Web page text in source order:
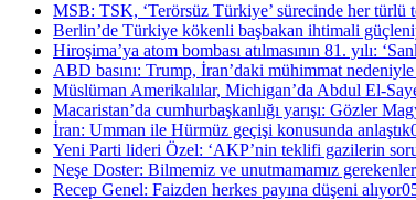
MSB: TSK, ‘Terörsüz Türkiye’ sürecinde her türlü
Berlin’de Türkiye kökenli başbakan ihtimali
Hiroşima’ya atom bombası atılmasının 81. yılı:
ABD basını: Trump, İran’daki mühimmat nedeniyle
Müslüman Amerikalılar, Michigan’da Abdul El-
Macaristan’da cumhurbaşkanlığı yarışı: Gözler
İran: Umman ile Hürmüz geçişi konusunda anlaştık
Yeni Parti lideri Özel: ‘AKP’nin teklifi gazilerin
Neşe Doster: Bilmemiz ve unutmamamız
Recep Genel: Faizden herkes payına düşeni alıyor